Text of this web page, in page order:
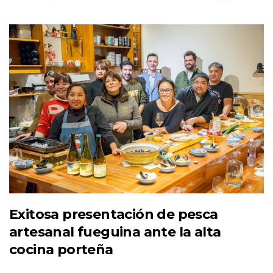
Exitosa presentación de pesca
artesanal fueguina ante la alta
cocina porteña